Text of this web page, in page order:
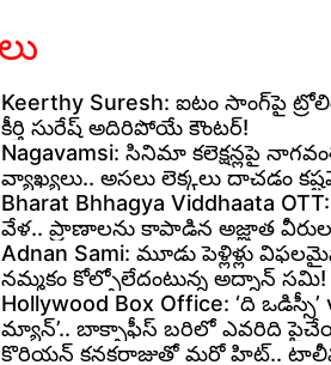
Keerthy Suresh: ఐటం సాంగ్‌పై
కీర్తి సురేష్ అదిరిపోయే కౌంటర్!
Nagavamsi: సినిమా కలెక్షన్లపై
వ్యాఖ్యలు.. అసలు లెక్కలు దాచడం
Bharat Bhhagya Viddhaata
వేళ.. ప్రాణాలను కాపాడిన అజ్ఞాత
Adnan Sami: మూడు పెళ్లిళ్లు
నమ్మకం కోల్పోలేదంటున్న అద్నాన్ సమి!
Hollywood Box Office: ‘ది ఒడిస్సీ’
మ్యాన్’.. బాక్సాఫీస్ బరిలో ఎవరిది
కొరియన్ కనకరాజుతో మరో హిట్..